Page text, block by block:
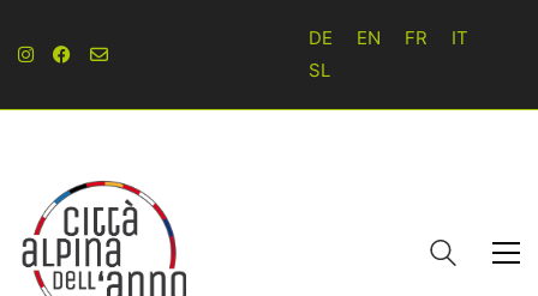
DE EN FR
IT
SL